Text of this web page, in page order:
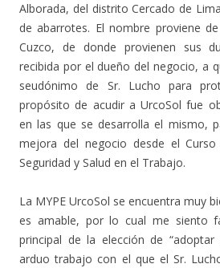
Alborada, del distrito Cercado de
de abarrotes. El nombre proviene
Cuzco, de donde provienen sus
recibida por el dueño del negocio, a
seudónimo de Sr. Lucho para
propósito de acudir a UrcoSol fue
en las que se desarrolla el mismo,
mejora del negocio desde el Curso
Seguridad y Salud en el Trabajo.
La MYPE UrcoSol se encuentra muy
es amable, por lo cual me siento
principal de la elección de
arduo trabajo con el que el Sr.